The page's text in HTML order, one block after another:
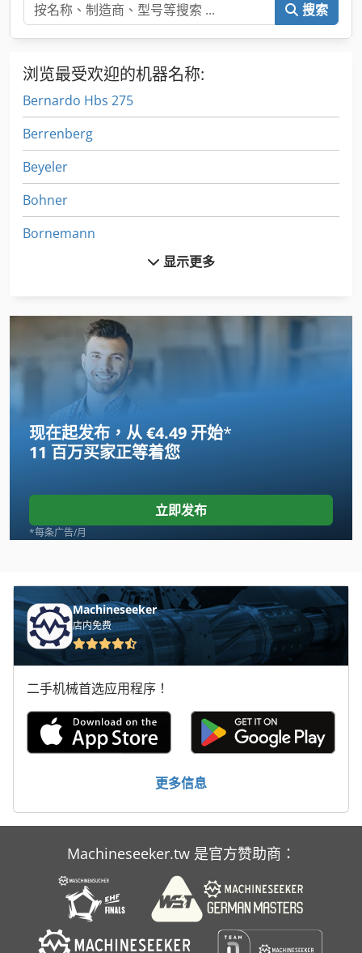
搜索
浏览最受欢迎的机器名称:
Bernardo Hbs 275
Berrenberg
Beyeler
Bohner
Bornemann
Ganner Protec
Haarmann
Habegger
Haffner
Haffner Gl 179
Hanseatic
Hbm
Hbs 470
Herkules
Herminghausen
Hinkel Maschine
Reinhard
Schaffer 3345
Stegherr
显示更多
现在起发布，从 €4.49 开始*
11 百万买家正等着您
立即发布
*每条广告/月
Machineseeker
店内免费
二手机械首选应用程序！
更多信息
Machineseeker.tw 是官方赞助商：